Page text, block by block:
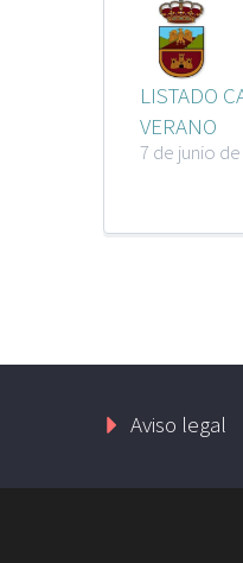
LISTADO
VERANO
7 de junio
Aviso legal